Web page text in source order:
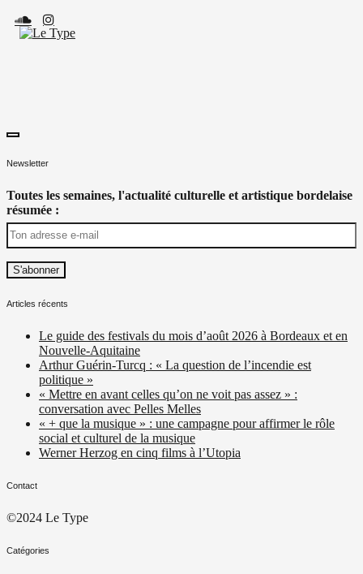
Skip
to
content
toggle
sidebar
Newsletter
Toutes les semaines, l'actualité culturelle et artistique bordelaise
résumée :
Articles récents
Le guide des festivals du mois d’août 2026 à Bordeaux et en
Nouvelle-Aquitaine
Arthur Guérin-Turcq : « La question de l’incendie est
politique »
« Mettre en avant celles qu’on ne voit pas assez » :
conversation avec Pelles Melles
« + que la musique » : une campagne pour affirmer le rôle
social et culturel de la musique
Werner Herzog en cinq films à l’Utopia
Contact
©2024 Le Type
Catégories